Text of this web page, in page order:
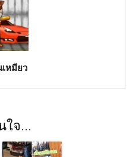
หมียว
ใจ...